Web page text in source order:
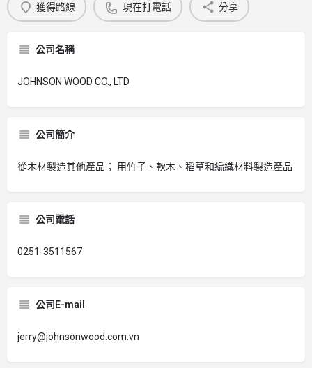
獲得路線 現在打電話 分享
公司名稱
JOHNSON WOOD CO., LTD
公司簡介
從木材製造其他產品； 用竹子、軟木、稻草和編織材料製造產品
公司電話
0251-3511567
公司E-mail
jerry@johnsonwood.com.vn